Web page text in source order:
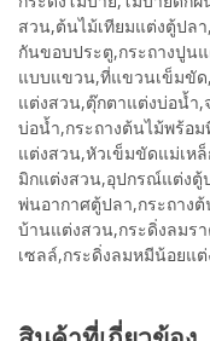
สวน,ต้นไม้เทียมแต่งตู้ปล
กันขอบประตู,กระถางปูน
แบบแขวน,ที่แขวนเข็มขั
แต่งสวน,ตุ๊กตาแต่งบ่อน้ำ
บ่อน้ำ,กระถางต้นไม้พร้อ
แต่งสวน,หัวเข็มขัดแม่เห
มิกแต่งสวน,อุปกรณ์แต่งตู้
พ่นอากาศตู้ปลา,กระถาง
บ้านแต่งสวน,กระดิ่งลมร
เซลล์,กระดิ่งลมหมีน้อยแ